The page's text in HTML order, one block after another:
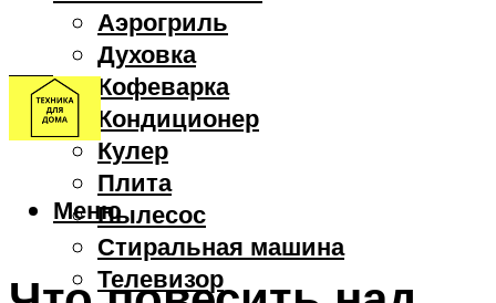
Аэрогриль
Духовка
Кофеварка
Кондиционер
Кулер
Плита
Пылесос
Стиральная машина
Телевизор
Меню